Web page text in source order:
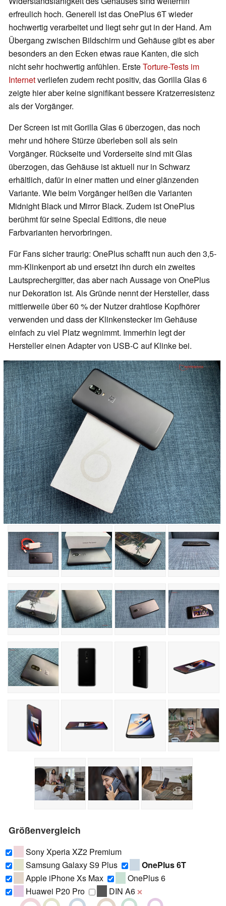
erfreulich hoch. Generell ist das OnePlus 6T wieder
hochwertig verarbeitet und liegt sehr gut in der Hand. Am
Übergang zwischen Bildschirm und Gehäuse gibt es aber
besonders an den Ecken etwas raue Kanten, die sich
nicht sehr hochwertig anfühlen. ErsteTorture-Tests im
Internetverliefen zudem recht positiv, das Gorilla Glas 6
zeigte hier aber keine signifikant bessere Kratzerresistenz
als der Vorgänger.
Der Screen ist mit Gorilla Glas 6 überzogen, das noch
mehr und höhere Stürze überleben soll als sein
Vorgänger. Rückseite und Vorderseite sind mit Glas
überzogen, das Gehäuse ist aktuell nur in Schwarz
erhältlich, dafür in einer matten und einer glänzenden
Variante. Wie beim Vorgänger heißen die Varianten
Midnight Black und Mirror Black. Zudem ist OnePlus
berühmt für seine Special Editions, die neue
Farbvarianten hervorbringen.
Für Fans sicher traurig: OnePlus schafft nun auch den 3,5-
mm-Klinkenport ab und ersetzt ihn durch ein zweites
Lautsprechergitter, das aber nach Aussage von OnePlus
nur Dekoration ist. Als Gründe nennt der Hersteller, dass
mittlerweile über 60 % der Nutzer drahtlose Kopfhörer
verwenden und dass der Klinkenstecker im Gehäuse
einfach zu viel Platz wegnimmt. Immerhin legt der
Hersteller einen Adapter von USB-C auf Klinke bei.
Größenvergleich
Sony Xperia XZ2 Premium
Samsung Galaxy S9 Plus
OnePlus 6T
Apple iPhone Xs Max
OnePlus 6
Huawei P20 Pro
DIN A6 ❌